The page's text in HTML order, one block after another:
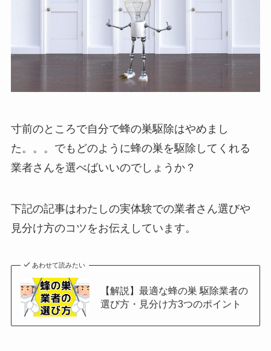
寸前のところで自分で蜂の巣駆除はやめまし
た。。。でもどのように蜂の巣を駆除してくれる
業者さんを選べばいいのでしょうか？
下記の記事はわたしの実体験での業者さん選びや
見分け方のコツをお伝えしています。
あわせて読みたい
【解説】最適な蜂の巣 駆除業者の
選び方・見分け方3つのポイント